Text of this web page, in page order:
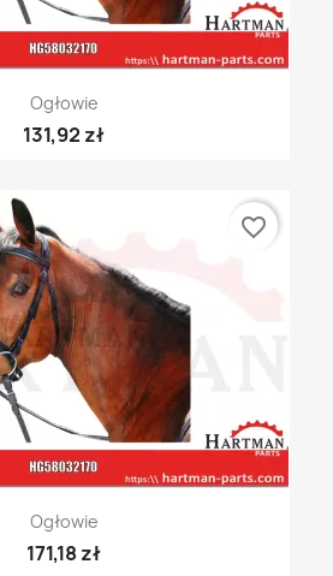
Ogłowie
131,92 zł
Ogłowie
171,18 zł
favorite_border